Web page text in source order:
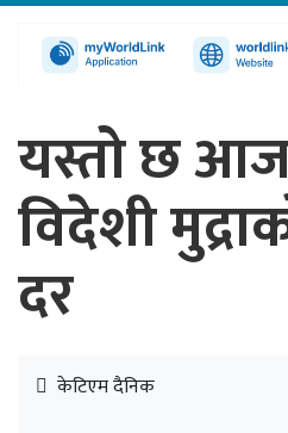
यस्तो छ
विदेशी
दर
केटिएम दैनिक